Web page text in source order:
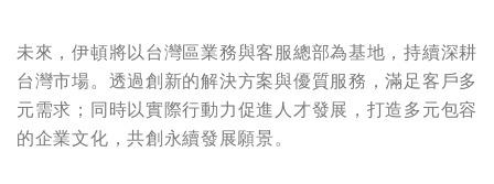
未來，伊頓將以台灣區業務與客服總部為基地，持續深耕
台灣市場。透過創新的解決方案與優質服務，滿足客戶多
元需求；同時以實際行動力促進人才發展，打造多元包容
的企業文化，共創永續發展願景。